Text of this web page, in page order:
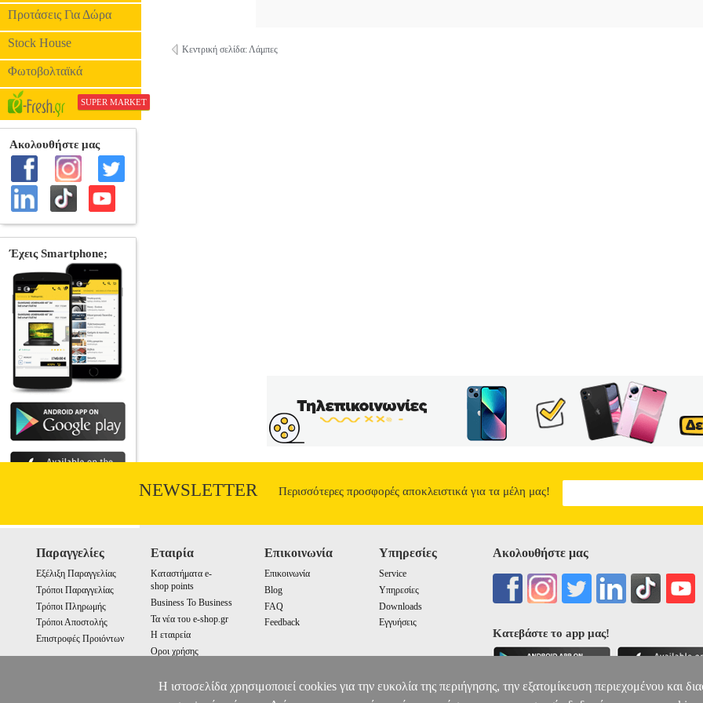
Προτάσεις Για Δώρα
Stock House
Φωτοβολταϊκά
SUPER MARKET
Κεντρική σελίδα: Λάμπες
NEWSLETTER Περισσότερες προσφορές αποκλειστικά για τα μέλη μας!
Παραγγελίες
Εξέλιξη Παραγγελίας
Τρόποι Παραγγελίας
Τρόποι Πληρωμής
Τρόποι Αποστολής
Επιστροφές Προιόντων
Εταιρία
Καταστήματα e-
shop points
Business To Business
Τα νέα του e-shop.gr
Η εταιρεία
Οροι χρήσης
Επικοινωνία
Επικοινωνία
Blog
FAQ
Feedback
Υπηρεσίες
Service
Υπηρεσίες
Downloads
Εγγυήσεις
Ακολουθήστε μας
Κατεβάστε το app μας!
Η ιστοσελίδα χρησιμοποιεί cookies για την ευκολία της περιήγησης, την εξατομίκευση περιεχομένου και